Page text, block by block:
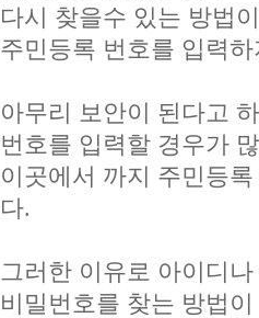
다시 찾을수 있는 방법
주민등록 번호를 입력
아무리 보안이 된다고
번호를 입력할 경우가
이곳에서 까지 주민등
다.
그러한 이유로 아이디
비밀번호를 찾는 방법